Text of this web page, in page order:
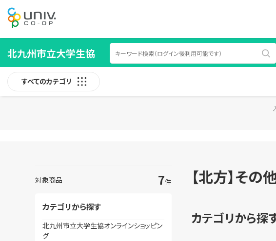
北九州市立大学生協
すべてのカテゴリ
対象商品 7件
カテゴリから探す
北九州市立大学生協オンラインショッピン
グ
【北方】その
カテゴリから探